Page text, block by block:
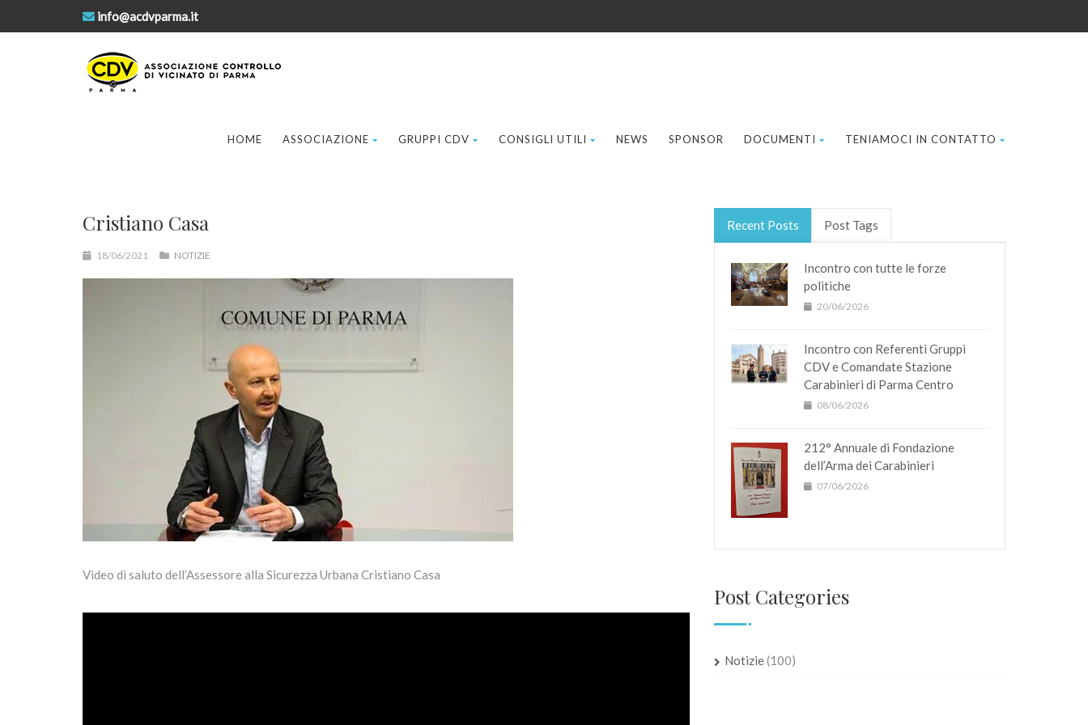
info@acdvparma.it
HOME ASSOCIAZIONE GRUPPI CDV CONSIGLI UTILI NEWS SPONSOR DOCUMENTI TENIAMOCI IN CONTATTO
Cristiano Casa
18/06/2021 NOTIZIE
Video di saluto dell’Assessore alla Sicurezza Urbana Cristiano Casa
Recent Posts Post Tags
Incontro con tutte le forze
politiche
20/06/2026
Incontro con Referenti Gruppi
CDV e Comandate Stazione
Carabinieri di Parma Centro
08/06/2026
212° Annuale di Fondazione
dell’Arma dei Carabinieri
07/06/2026
Post Categories
Notizie(100)